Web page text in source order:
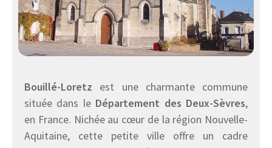
Bouillé-Loretz est une charmante commune
située dans le Département des Deux-Sèvres,
en France. Nichée au cœur de la région Nouvelle-
Aquitaine, cette petite ville offre un cadre